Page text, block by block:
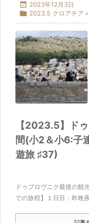
 2023年12月3日
 2023.5 クロアチア
【2023.5】ド
間(小2＆小6:子
遊旅 ♯37)
ドゥブロヴニク最後の観
での旅程】１日目：昨晩